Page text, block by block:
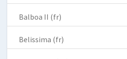
Balboa II (fr)
Belissima (fr)